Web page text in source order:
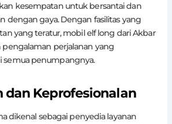
kesempatan untuk bersantai dan
dengan gaya. Dengan fasilitas yang
yang teratur, mobil elf long dari Akbar
perjalanan yang
penumpangnya.
dan Keprofesionalan
dikenal sebagai penyedia layanan